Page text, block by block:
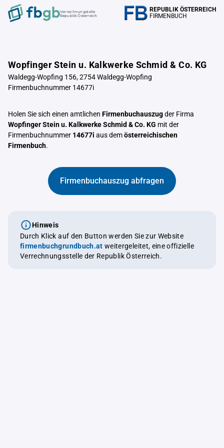
Verrechnungstelle
Republik Österreich
REPUBLIK ÖSTERREICH
FIRMENBUCH
Wopfinger Stein u. Kalkwerke Schmid & Co. KG
Waldegg-Wopfing 156, 2754 Waldegg-Wopfing
Firmenbuchnummer 14677i
Holen Sie sich einen amtlichen Firmenbuchauszugder Firma
Wopfinger Stein u. Kalkwerke Schmid & Co. KG mit der
Firmenbuchnummer 14677i aus demösterreichischen
Firmenbuch.
Firmenbuchauszug abfragen
Hinweis
Durch Klick auf den Button werden Sie zur Website
firmenbuchgrundbuch.at weitergeleitet, eine offizielle
Verrechnungsstelle der Republik Österreich.